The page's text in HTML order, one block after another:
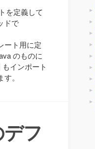
を定義して
ドで
ート用に定
のものに
もインポート
。
フ